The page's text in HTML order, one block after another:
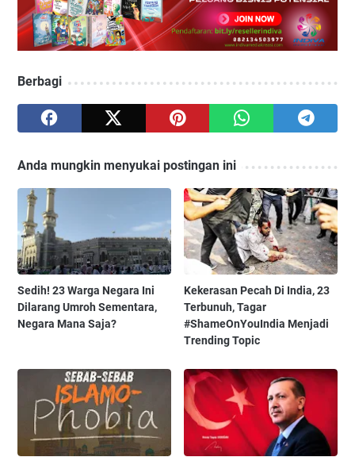
Berbagi
Anda mungkin menyukai postingan ini
Sedih! 23 Warga Negara Ini
Dilarang Umroh Sementara,
Negara Mana Saja?
Kekerasan Pecah Di India, 23
Terbunuh, Tagar
#ShameOnYouIndia Menjadi
Trending Topic